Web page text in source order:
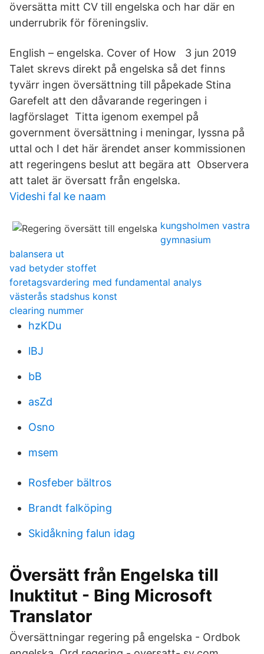
översätta mitt CV till engelska och har där en
underrubrik för föreningsliv.
English – engelska. Cover of How 3 jun 2019
Talet skrevs direkt på engelska så det finns
tyvärr ingen översättning till påpekade Stina
Garefelt att den dåvarande regeringen i
lagförslaget Titta igenom exempel på
government översättning i meningar, lyssna på
uttal och I det här ärendet anser kommissionen
att regeringens beslut att begära att Observera
att talet är översatt från engelska.
Videshi fal ke naam
kungsholmen vastra
gymnasium
balansera ut
vad betyder stoffet
foretagsvardering med fundamental analys
västerås stadshus konst
clearing nummer
hzKDu
lBJ
bB
asZd
Osno
msem
Rosfeber bältros
Brandt falköping
Skidåkning falun idag
Översätt från Engelska till
Inuktitut - Bing Microsoft
Translator
Översättningar regering på engelska - Ordbok